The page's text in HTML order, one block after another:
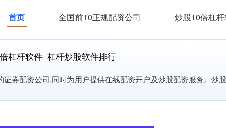
首页 全国前10正规配资公司 炒股10倍杠
杠杆软件_杠杆炒股软件排行
券配资公司,同时为用户提供在线配资开户及炒股配资服务。